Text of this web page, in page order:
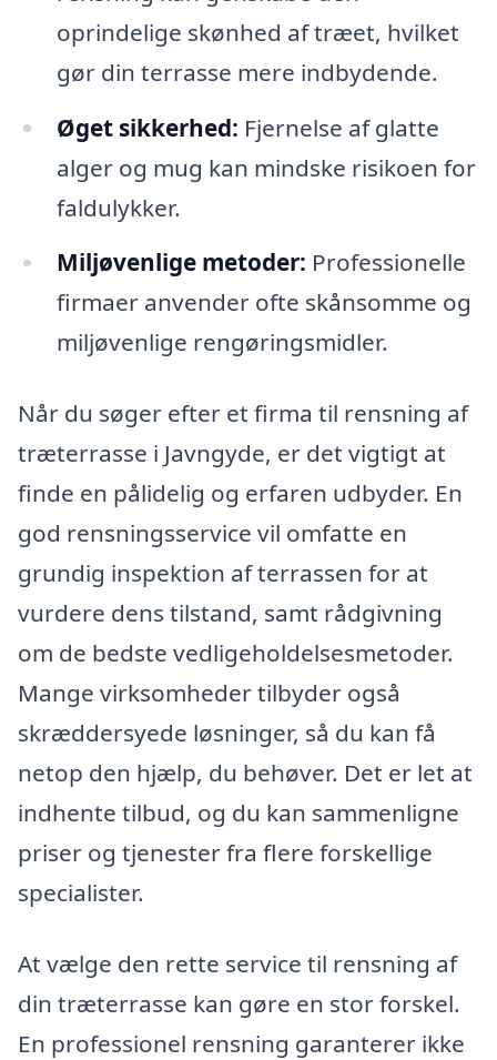
oprindelige skønhed af træet, hvilket
gør din terrasse mere indbydende.
Øget sikkerhed: Fjernelse af glatte
alger og mug kan mindske risikoen for
faldulykker.
Miljøvenlige metoder: Professionelle
firmaer anvender ofte skånsomme og
miljøvenlige rengøringsmidler.
Når du søger efter et firma til rensning af
træterrasse i Javngyde, er det vigtigt at
finde en pålidelig og erfaren udbyder. En
god rensningsservice vil omfatte en
grundig inspektion af terrassen for at
vurdere dens tilstand, samt rådgivning
om de bedste vedligeholdelsesmetoder.
Mange virksomheder tilbyder også
skræddersyede løsninger, så du kan få
netop den hjælp, du behøver. Det er let at
indhente tilbud, og du kan sammenligne
priser og tjenester fra flere forskellige
specialister.
At vælge den rette service til rensning af
din træterrasse kan gøre en stor forskel.
En professionel rensning garanterer ikke